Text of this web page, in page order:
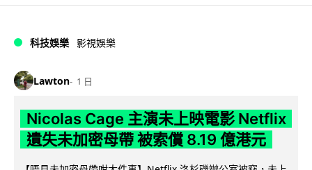
科技娛樂 影視娛樂
Lawton 1 日
Nicolas Cage 主演未上映電影 Netflix
遺失未加密母帶 被索償 8.19 億港元